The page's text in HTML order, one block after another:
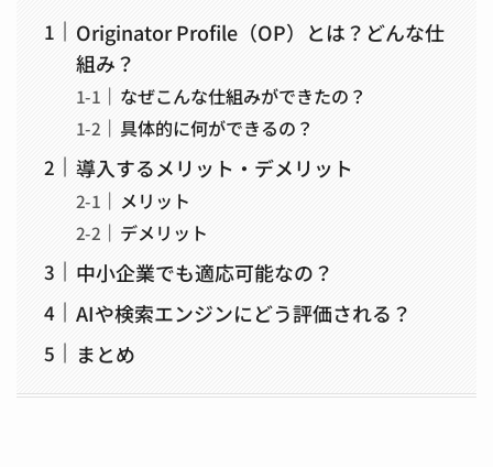
Originator Profile（OP）とは？どんな仕
組み？
なぜこんな仕組みができたの？
具体的に何ができるの？
導入するメリット・デメリット
メリット
デメリット
中小企業でも適応可能なの？
AIや検索エンジンにどう評価される？
まとめ